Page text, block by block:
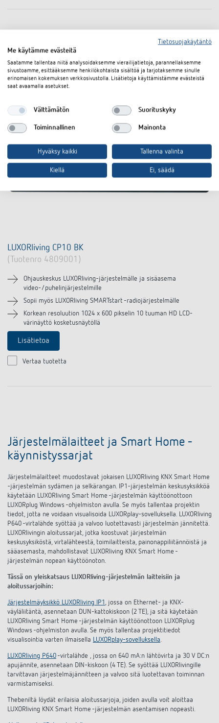
LUXORliving CP10 BK
(Tuotenro 4809001)
Ohjauskeskus LUXORliving-järjestelmälle ja sisäasema
video-/puhelinjärjestelmille
Sopii myös LUXORliving SMARTstart -radiojärjestelmälle
Korkean resoluution 1024 x 600 pikselin 10 tuuman HD LCD-
värinäyttö kosketusnäytöllä
Lisätietoa
Vertaa tuotetta
Järjestelmälaitteet ja Smart Home -
käynnistyssarjat
Järjestelmälaitteet muodostavat jokaisen LUXORliving KNX Smart Home
-järjestelmän sydämen ja selkärangan. IP1-järjestelmän keskusyksikköä
käytetään LUXORliving Smart Home -järjestelmän käyttöönottoon
LUXORplug Windows -ohjelmiston avulla. Se myös tallentaa projektin
tiedot, jotta ne voidaan visualisoida LUXORplay-sovelluksella. LUXORliving
P640 -virtalähde syöttää ja valvoo luotettavasti järjestelmän jännitettä.
LUXORlivingin aloitussarjat, jotka koostuvat järjestelmän
keskusyksiköstä, virtalähteestä, toimilaitteista, painonappiliitännöistä ja
sääasemasta, mahdollistavat LUXORliving KNX Smart Home -
järjestelmän nopean käyttöönoton.
Tässä on yleiskatsaus LUXORliving-järjestelmän laitteisiin ja
aloitussarjoihin:
Järjestelmäyksikkö LUXORliving IP1 , jossa on Ethernet- ja KNX-
väyläliitäntä, asennetaan DUN-kattokiskoon (2 TE), ja sitä käytetään
LUXORliving Smart Home -järjestelmän käyttöönottoon LUXORplug
Windows -ohjelmiston avulla. Se myös tallentaa projektitiedot
visualisointia varten ilmaisella LUXORplay-sovelluksella.
LUXORliving P640 -virtalähde , jossa on 640 mA:n lähtövirta ja 30 V DC:n
apujännite, asennetaan DIN-kiskoon (4 TE). Se syöttää LUXORlivingille
tarvittavan järjestelmäjännitteen ja valvoo sitä luotettavan toiminnan
varmistamiseksi.
Thebeniltä löydät erilaisia aloitussarjoja, joiden avulla voit aloittaa
LUXORliving KNX Smart Home -järjestelmän asentamisen nopeasti.
Tietosuojakäytäntö
Me käytämme evästeitä
Saatamme tallentaa niitä analysoidaksemme vierailijatietoja, parannellaksemme
sivustoamme, esittääksemme henkilökohtaista sisältöä ja tarjotaksemme sinulle
erinomaisen kokemuksen verkkosivustolla. Lisätietoja käyttämistämme evästeistä
saat avaamalla asetukset.
Välttämätön Suorituskyky
Toiminnallinen Mainonta
Hyväksy kaikki Tallenna valinta
Kiellä Ei, säädä